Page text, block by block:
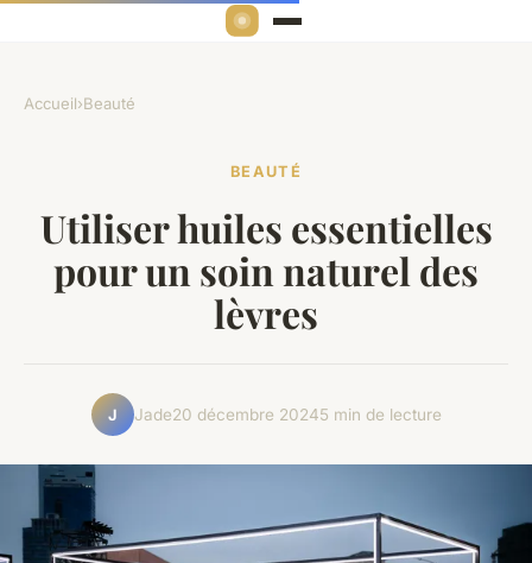
Accueil›Beauté
BEAUTÉ
Utiliser huiles essentielles
pour un soin naturel des
lèvres
J Jade20 décembre 20245 min de lecture